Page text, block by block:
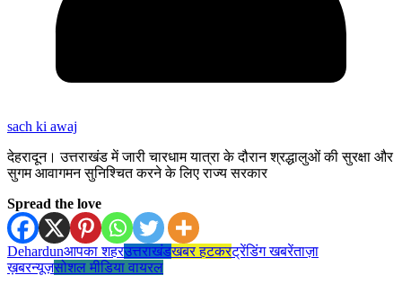
sach ki awaj
देहरादून। उत्तराखंड में जारी चारधाम यात्रा के दौरान श्रद्धालुओं की सुरक्षा और
सुगम आवागमन सुनिश्चित करने के लिए राज्य सरकार
Spread the love
Dehardunआपका शहरउत्तराखंडखबर हटकरट्रेंडिंग खबरेंताज़ा
ख़बरन्यूज़सोशल मीडिया वायरल